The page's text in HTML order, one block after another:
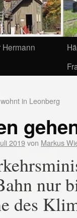
Hermann
in Leonberg
2019von Markus
nur
des